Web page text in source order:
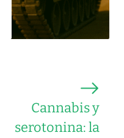
Cannabis y
serotonina: la